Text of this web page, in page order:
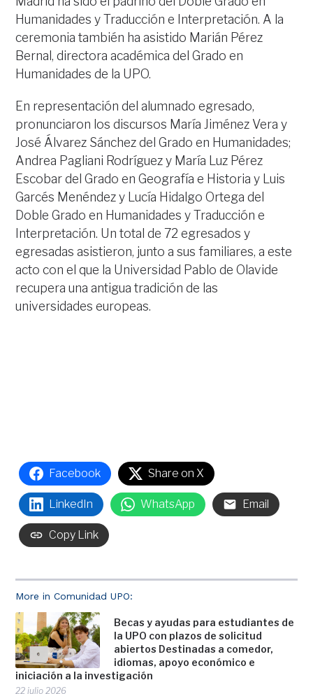
More in Comunidad UPO:
Becas y ayudas para estudiantes de
la UPO con plazos de solicitud
abiertos Destinadas a comedor,
idiomas, apoyo económico e
iniciación a la investigación
22 julio 2026
Humanidades y Traducción e Interpretación. A la
ceremonia también ha asistido Marián Pérez
Bernal, directora académica del Grado en
Humanidades de la UPO.
En representación del alumnado egresado,
pronunciaron los discursos María Jiménez Vera y
José Álvarez Sánchez del Grado en Humanidades;
Andrea Pagliani Rodríguez y María Luz Pérez
Escobar del Grado en Geografía e Historia y Luis
Garcés Menéndez y Lucía Hidalgo Ortega del
Doble Grado en Humanidades y Traducción e
Interpretación. Un total de 72 egresados y
egresadas asistieron, junto a sus familiares, a este
acto con el que la Universidad Pablo de Olavide
recupera una antigua tradición de las
universidades europeas.
Facebook Share on X
LinkedIn WhatsApp Email
Copy Link